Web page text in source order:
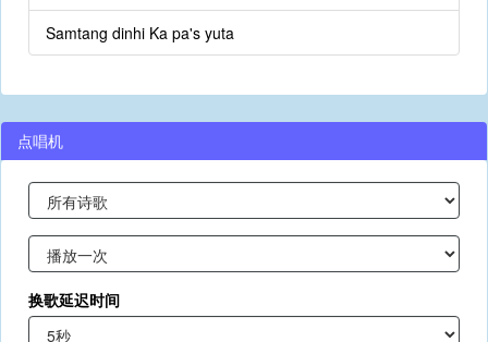
Samtang dinhi Ka pa's yuta
点唱机
换歌延迟时间